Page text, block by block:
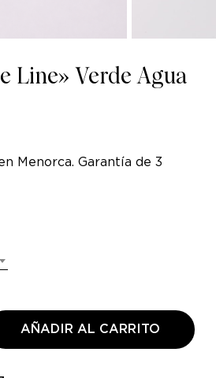
Line» Verde Agua
Menorca. Garantía de 3
AÑADIR AL CARRITO